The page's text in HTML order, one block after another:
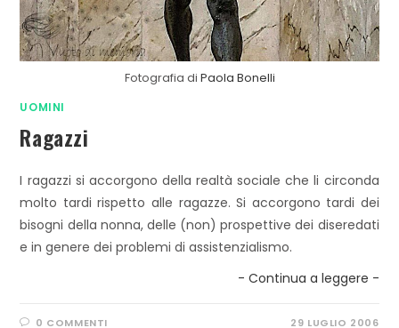
Fotografia di Paola Bonelli
UOMINI
Ragazzi
I ragazzi si accorgono della realtà sociale che li circonda
molto tardi rispetto alle ragazze. Si accorgono tardi dei
bisogni della nonna, delle (non) prospettive dei diseredati
e in genere dei problemi di assistenzialismo.
- Continua a leggere -
0 COMMENTI 29 LUGLIO 2006